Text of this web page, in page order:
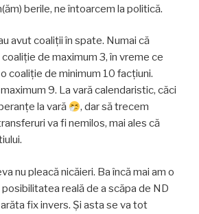
berile, ne întoarcem la politică.
avut coaliții în spate. Numai că
de maximum 3, în vreme ce
coaliție de minimum 10 facțiuni.
9. La vară calendaristic, căci
la vară
, dar să trecem
va fi nemilos, mai ales că
nu pleacă nicăieri. Ba încă mai am o
reală de a scăpa de ND
fix invers. Și asta se va tot